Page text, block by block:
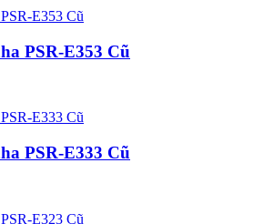
PSR-E353 Cũ
PSR-E333 Cũ